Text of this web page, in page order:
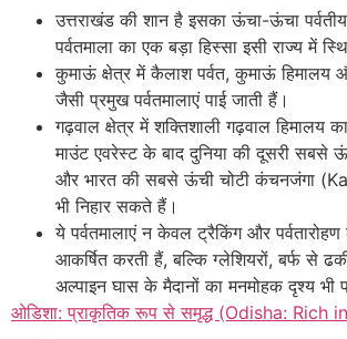
उत्तराखंड की शान है इसका ऊंचा-ऊंचा
पर्वतमाला का एक बड़ा हिस्सा इसी राज्य में
कुमाऊं क्षेत्र में कैलाश पर्वत, कुमाऊं हिमालय
जैसी प्रमुख पर्वतमालाएं पाई जाती हैं।
गढ़वाल क्षेत्र में शक्तिशाली गढ़वाल हिमालय
माउंट एवरेस्ट के बाद दुनिया की दूसरी सबसे
और भारत की सबसे ऊंची चोटी कंचनजंगा
भी निहार सकते हैं।
ये पर्वतमालाएं न केवल ट्रैकिंग और
आकर्षित करती हैं, बल्कि ग्लेशियरों, बर्फ से
अल्पाइन घास के मैदानों का मनमोहक दृश्य भी
ओडिशा: प्राकृतिक रूप से समृद्ध (Odisha: Rich